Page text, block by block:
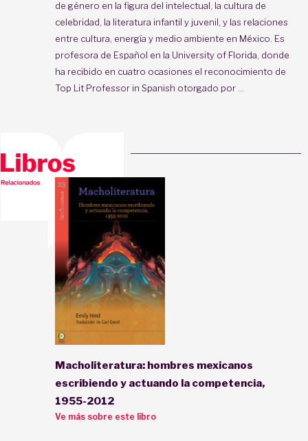
de género en la figura del intelectual, la cultura de
celebridad, la literatura infantil y juvenil, y las relaciones
entre cultura, energía y medio ambiente en México. Es
profesora de Español en la University of Florida, donde
ha recibido en cuatro ocasiones el reconocimiento de
Top Lit Professor in Spanish otorgado por ...
Macholiteratura: hombres mexicanos
escribiendo y actuando la competencia,
1955-2012
Ve más sobre este libro